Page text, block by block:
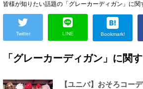
皆様が知りたい話題の「グレーカーディガン」に
Twitter LINE Bookmark!
「グレーカーディガン」に関
【ユニバ】おそろコー